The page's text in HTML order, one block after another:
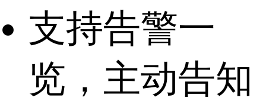
支持告警一
览，主动告知